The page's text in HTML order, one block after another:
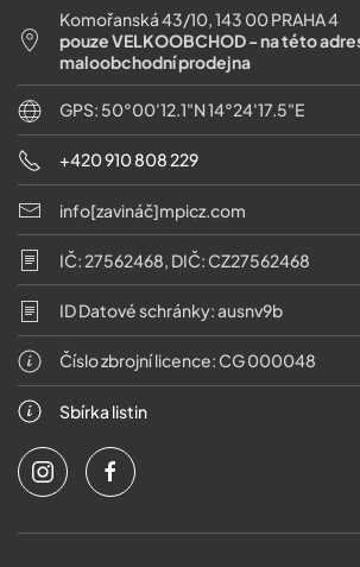
Komořanská 43/10, 143 00 PRAHA 4
pouze VELKOOBCHOD - na této
maloobchodní prodejna
GPS: 50°00'12.1"N 14°24'17.5"E
+420 910 808 229
info[zavináč]mpicz.com
IČ: 27562468, DIČ: CZ27562468
ID Datové schránky: ausnv9b
Číslo zbrojní licence: CG 000048
Sbírka listin